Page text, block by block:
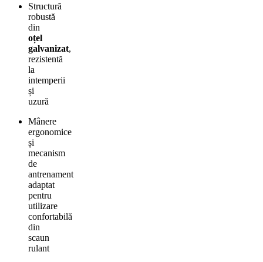
Structură
robustă
din
oțel
galvanizat,
rezistentă
la
intemperii
și
uzură
Mânere
ergonomice
și
mecanism
de
antrenament
adaptat
pentru
utilizare
confortabilă
din
scaun
rulant